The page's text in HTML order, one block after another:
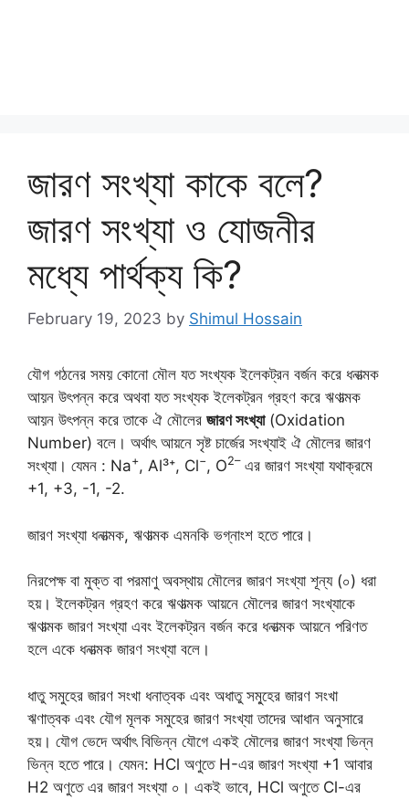
জারণ সংখ্যা কাকে বলে?
জারণ সংখ্যা ও যোজনীর
মধ্যে পার্থক্য কি?
February 19, 2023 by Shimul Hossain
যৌগ গঠনের সময় কোনো মৌল যত সংখ্যক ইলেকট্রন বর্জন করে ধনাত্মক
আয়ন উৎপন্ন করে অথবা যত সংখ্যক ইলেকট্রন গ্রহণ করে ঋণাত্মক
আয়ন উৎপন্ন করে তাকে ঐ মৌলের জারণ সংখ্যা(Oxidation
Number) বলে। অর্থাৎ আয়নে সৃষ্ট চার্জের সংখ্যাই ঐ মৌলের জারণ
সংখ্যা। যেমন : Na+, Al³⁺, Cl−, O2–এর জারণ সংখ্যা যথাক্রমে
+1, +3, -1, -2.
জারণ সংখ্যা ধনাত্মক, ঋণাত্মক এমনকি ভগ্নাংশ হতে পারে।
নিরপেক্ষ বা মুক্ত বা পরমাণু অবস্থায় মৌলের জারণ সংখ্যা শূন্য (০) ধরা
হয়। ইলেকট্রন গ্রহণ করে ঋণাত্মক আয়নে মৌলের জারণ সংখ্যাকে
ঋণাত্মক জারণ সংখ্যা এবং ইলেকট্রন বর্জন করে ধনাত্মক আয়নে পরিণত
হলে একে ধনাত্মক জারণ সংখ্যা বলে।
ধাতু সমুহের জারণ সংখা ধনাত্বক এবং অধাতু সমু্হের জারণ সংখা
ঋণাত্বক এবং যৌগ মূলক সমুহের জারণ সংখ্যা তাদের আধান অনুসারে
হয়। যৌগ ভেদে অর্থাৎ বিভিন্ন যৌগে একই মৌলের জারণ সংখ্যা ভিন্ন
ভিন্ন হতে পারে। যেমন: HCl অণুতে H-এর জারণ সংখ্যা +1 আবার
H2 অণুতে এর জারণ সংখ্যা ০। একই ভাবে, HCl অণুতে Cl-এর